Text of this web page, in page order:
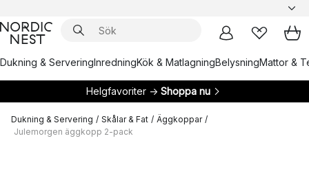
Dukning & ServeringInredningKök & MatlagningBelysningMattor &
Helgfavoriter → Shoppa nu
Dukning & Servering / Skålar & Fat / Äggkoppar /
Julemorgen äggkopp 2-pack